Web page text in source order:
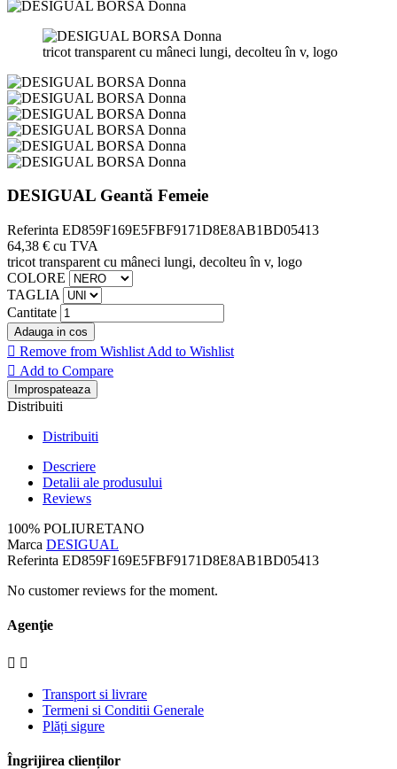
tricot transparent cu mâneci lungi, decolteu în v, logo
DESIGUAL Geantă Femeie
Referinta ED859F169E5FBF9171D8E8AB1BD05413
64,38 € cu TVA
tricot transparent cu mâneci lungi, decolteu în v, logo
COLORE
TAGLIA
Cantitate
Adauga in cos
 Remove from Wishlist Add to Wishlist
 Add to Compare
Distribuiti
Distribuiti
Descriere
Detalii ale produsului
Reviews
100% POLIURETANO
Marca DESIGUAL
Referinta ED859F169E5FBF9171D8E8AB1BD05413
No customer reviews for the moment.
Agenţie
 
Transport si livrare
Termeni si Conditii Generale
Plăți sigure
Îngrijirea clienților